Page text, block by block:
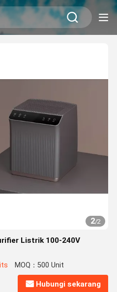
2/2
Listrik 100-240V
MOQ：500 Unit
Hubungi sekarang